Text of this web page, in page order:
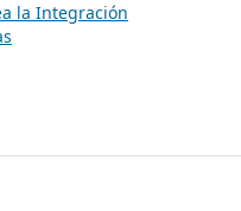
la Integración